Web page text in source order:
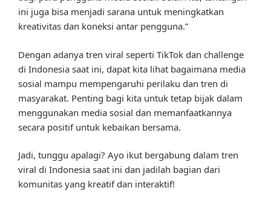
ini juga bisa menjadi sarana untuk meningkatkan
kreativitas dan koneksi antar pengguna.”
Dengan adanya tren viral seperti TikTok dan challenge
di Indonesia saat ini, dapat kita lihat bagaimana media
sosial mampu mempengaruhi perilaku dan tren di
masyarakat. Penting bagi kita untuk tetap bijak dalam
menggunakan media sosial dan memanfaatkannya
secara positif untuk kebaikan bersama.
Jadi, tunggu apalagi? Ayo ikut bergabung dalam tren
viral di Indonesia saat ini dan jadilah bagian dari
komunitas yang kreatif dan interaktif!